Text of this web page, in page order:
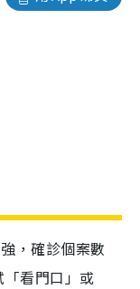
，確診個案數
看門口」或